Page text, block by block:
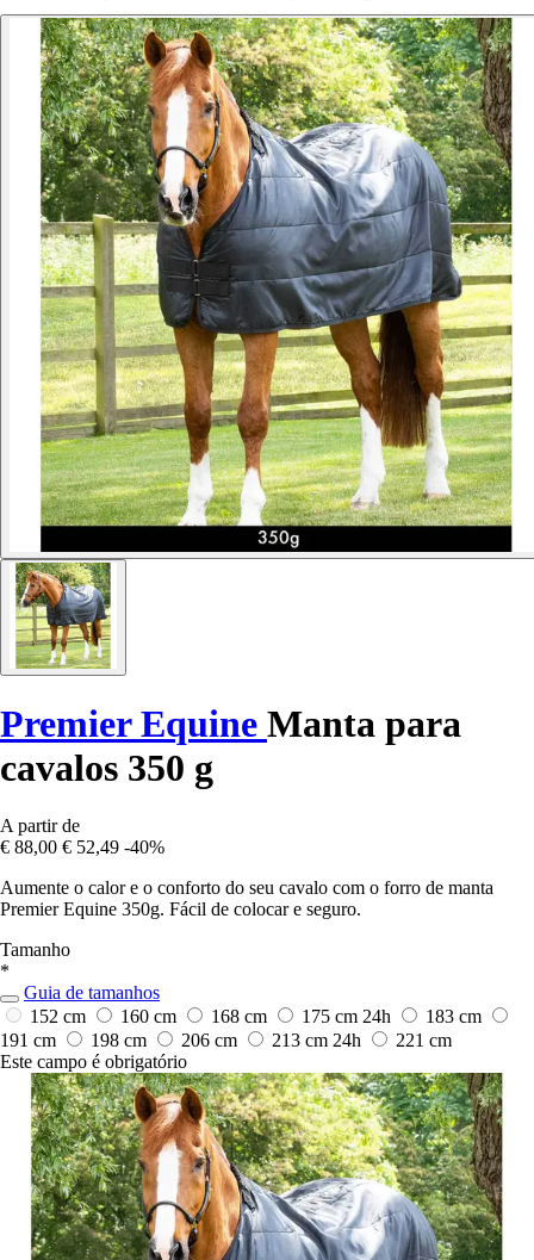
Premier Equine Manta para
cavalos 350 g
A partir de
€ 88,00 € 52,49 -40%
Aumente o calor e o conforto do seu cavalo com o forro de manta
Premier Equine 350g. Fácil de colocar e seguro.
Tamanho
*
Guia de tamanhos
152 cm
160 cm 168 cm 175 cm 24h
183 cm
191 cm
198 cm 206 cm 213 cm 24h
221 cm
Este campo é obrigatório